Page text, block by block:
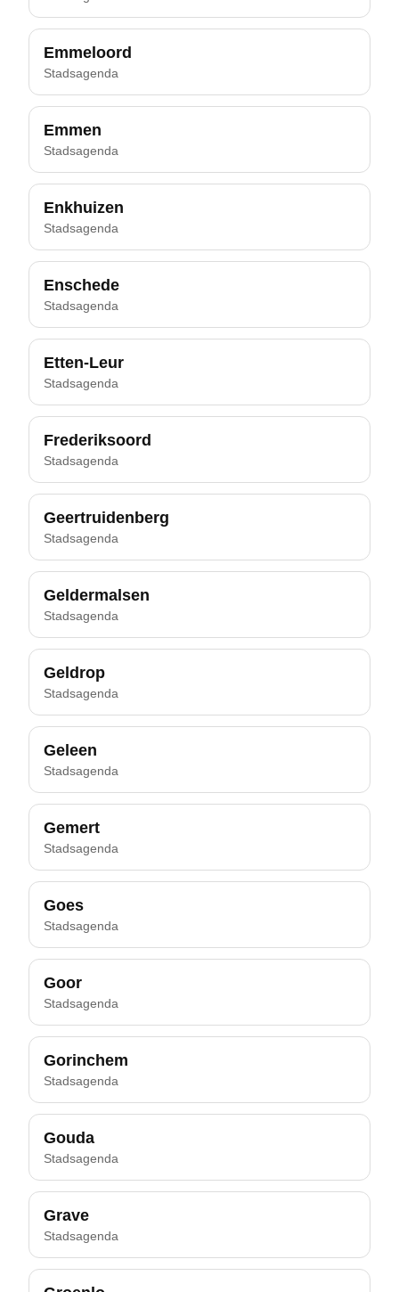
Emmeloord
Stadsagenda
Emmen
Stadsagenda
Enkhuizen
Stadsagenda
Enschede
Stadsagenda
Etten-Leur
Stadsagenda
Frederiksoord
Stadsagenda
Geertruidenberg
Stadsagenda
Geldermalsen
Stadsagenda
Geldrop
Stadsagenda
Geleen
Stadsagenda
Gemert
Stadsagenda
Goes
Stadsagenda
Goor
Stadsagenda
Gorinchem
Stadsagenda
Gouda
Stadsagenda
Grave
Stadsagenda